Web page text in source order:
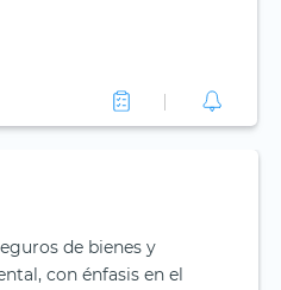
de bienes y
con énfasis en el